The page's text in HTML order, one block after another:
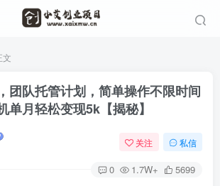
文
团队托管计划，简单操作不限时间
单月轻松变现5k【揭秘】
关注 私信
0 1.7W+ 5699